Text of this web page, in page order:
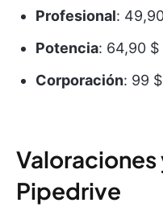
Profesional:
Potencia: 64,90 $
Corporación: 99
Valoraciones
Pipedrive